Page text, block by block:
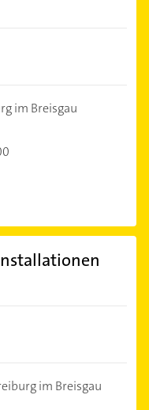
im Breisgau
im Breisgau